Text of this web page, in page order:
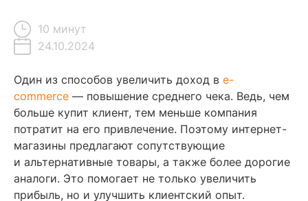
10 минут
24.10.2024
Содержание
Что такое и чем полезны товарные рекомендации
Плюсы товарных рекомендаций
Виды товарных рекомендаций и как их использовать
Как рекомендовать товары на сайте и в рассылках
Один из способов увеличить доход в e-
commerce — повышение среднего чека. Ведь, чем
больше купит клиент, тем меньше компания
потратит на его привлечение. Поэтому интернет-
магазины предлагают сопутствующие
и альтернативные товары, а также более дорогие
аналоги. Это помогает не только увеличить
прибыль, но и улучшить клиентский опыт.